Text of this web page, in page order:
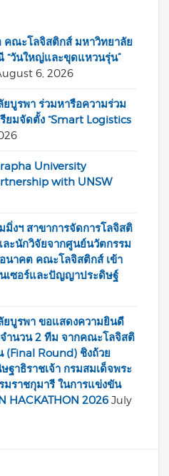
คณะโลจิสติกส์ มหาวิทยาลัย
“วันใหญ่และขุดแหวนรุ่น”
6, 2026
บูรพา ร่วมหารือความร่วม
ยมจัดตั้ง “Smart Logistics
University
with UNSW
งฯ สาขาการจัดการโลจิสติ
ะนักวิจัยจากศูนย์นวัตกรรม
นาคต คณะโลจิสติกส์ เข้า
เซอร์และปัญญาประดิษฐ์
บูรพา ขอแสดงความยินดี
ำนวน 2 ทีม จากคณะโลจิสติ
(Final Round) ชิงถ้วย
ฐาธิราชเจ้า กรมสมเด็จพระ
มราชกุมารี ในการแข่งขัน
HACKATHON 2026 July